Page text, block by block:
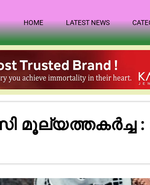
HOME LATEST NEWS